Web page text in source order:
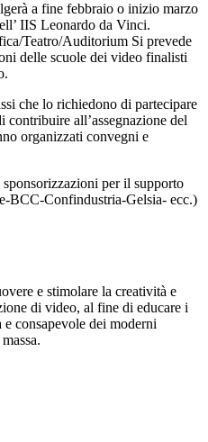
a fine febbraio o inizio marzo
IIS Leonardo da Vinci.
Teatro/Auditorium Si prevede
delle scuole dei video finalisti
che lo richiedono di partecipare
all’assegnazione del
organizzati convegni e
per il supporto
BCC-Confindustria-Gelsia- ecc.)
e stimolare la creatività e
di video, al fine di educare i
consapevole dei moderni